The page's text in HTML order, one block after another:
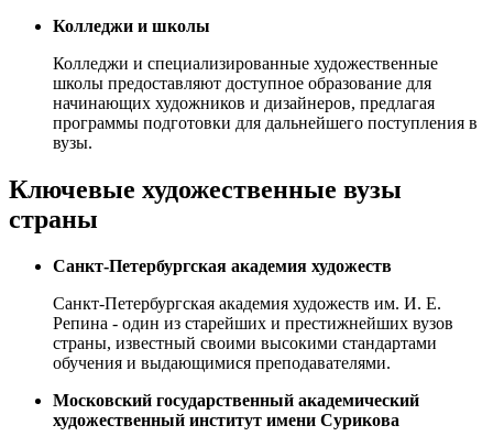
Колледжи и школы
Колледжи и специализированные художественные
школы предоставляют доступное образование для
начинающих художников и дизайнеров, предлагая
программы подготовки для дальнейшего поступления в
вузы.
Ключевые художественные вузы
страны
Санкт-Петербургская академия художеств
Санкт-Петербургская академия художеств им. И. Е.
Репина - один из старейших и престижнейших вузов
страны, известный своими высокими стандартами
обучения и выдающимися преподавателями.
Московский государственный академический
художественный институт имени Сурикова